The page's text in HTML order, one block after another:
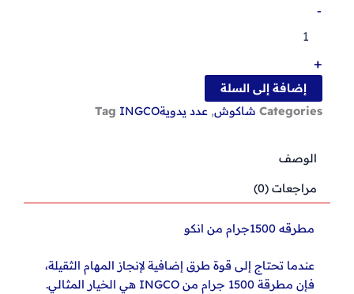
-كمية
انكو+
إضافة إلى السلة
Categories شاكوش, عدد يدوية Tag INGCO
الوصف
مراجعات (0)
مطرقه 1500جرام من انكو
عندما تحتاج إلى قوة طرق إضافية لإنجاز المهام الثقيلة،
فإن مطرقة 1500 جرام من INGCO هي الخيار المثالي.